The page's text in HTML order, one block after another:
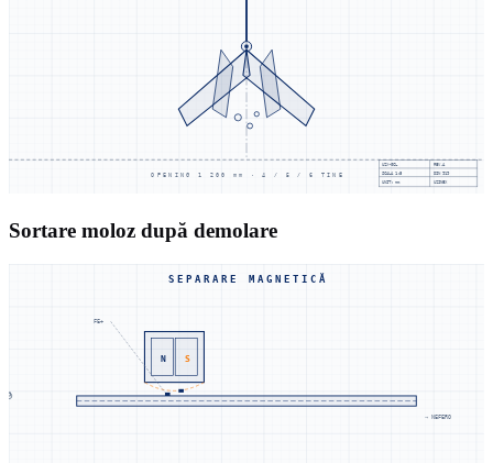
OPENING 1 200 mm · 4 / 5 / 6 TINE
UZX-GCL REV.A
SCALA1:5
DIN 919
UNIT: mm
UZINEX
Sortare moloz după demolare
SEPARARE MAGNETICĂ
N S
FE+
→ NEFERO